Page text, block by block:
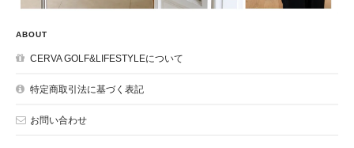
ABOUT
CERVA GOLF&LIFESTYLEについて
特定商取引法に基づく表記
お問い合わせ